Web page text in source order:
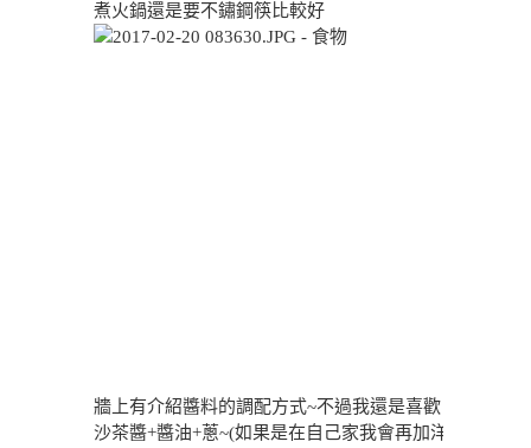
煮火鍋還是要不鏽鋼筷比較好
牆上有介紹醬料的調配方式~不過我還是喜歡
沙茶醬+醬油+蔥~(如果是在自己家我會再加洋